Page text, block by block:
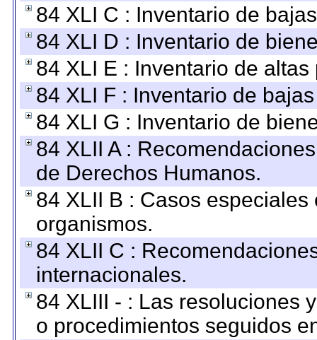
84 XLI C : Inventario de
84 XLI D : Inventario de
84 XLI E : Inventario de
84 XLI F : Inventario de
84 XLI G : Inventario de
84 XLII A :
de Derechos Humanos.
84 XLII B : Casos
organismos.
84 XLII C :
internacionales.
84 XLIII - : Las resoluciones
o procedimientos seguidos